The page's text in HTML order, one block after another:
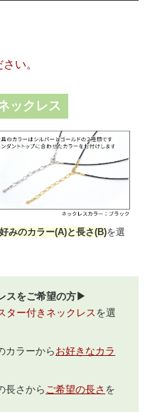
い。
ックレス
みのカラー(A)と長さ(B)を選
スをご希望の方▶
ター付きネックレスを選
カラーから お好きなカラ
長さから ご希望の長さ を